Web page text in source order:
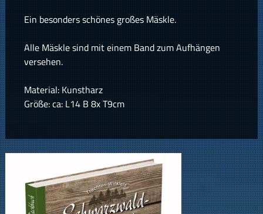
Ein besonders schönes großes Mäskle.
Alle Mäskle sind mit einem Band zum Aufhängen
versehen.
Material: Kunstharz
Größe: ca: L14 B 8x T9cm